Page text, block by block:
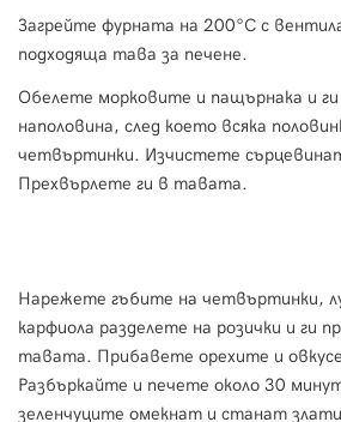
Загрейте фурната на 200°С с
подходяща тава за печене.
Обелете морковите и пащърнака и
наполовина, след което всяка
четвъртинки. Изчистете
Прехвърлете ги в тавата.
Нарежете гъбите на четвъртинки,
карфиола разделете на розички и ги
тавата. Прибавете орехите и
Разбъркайте и печете около 30
зеленчуците омекнат и станат